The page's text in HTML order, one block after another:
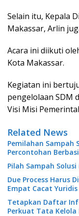
Selain itu, Kepala
Makassar, Arlin
Acara ini diikuti
Kota Makassar.
Kegiatan ini
pengelolaan SDM
Visi Misi
Related News
Pemilahan Sampah
Percontohan
Pilah Sampah
Due Process Harus
Empat Cacat Yuridis
Tetapkan Daftar
Perkuat Tata